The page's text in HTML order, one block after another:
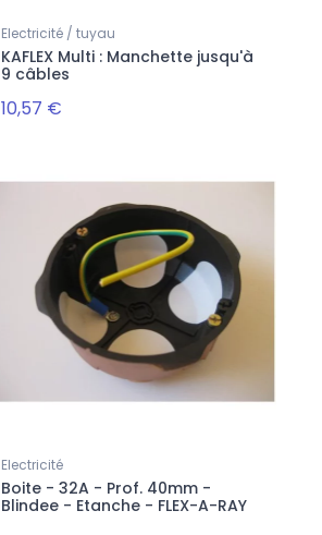
Electricité / tuyau
KAFLEX Multi : Manchette jusqu'à
9 câbles
10,57 €
Electricité
Boite - 32A - Prof. 40mm -
Blindee - Etanche - FLEX-A-RAY